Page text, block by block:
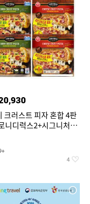
크러스트 피자 혼합 4판
니디럭스2+시그니처익
4